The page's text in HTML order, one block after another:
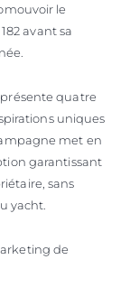
le
avant sa
quatre
uniques
met en
garantissant
sans
yacht.
de